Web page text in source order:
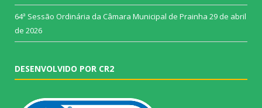
64ª Sessão Ordinária da Câmara Municipal de Prainha 29 de abril
de 2026
DESENVOLVIDO POR CR2